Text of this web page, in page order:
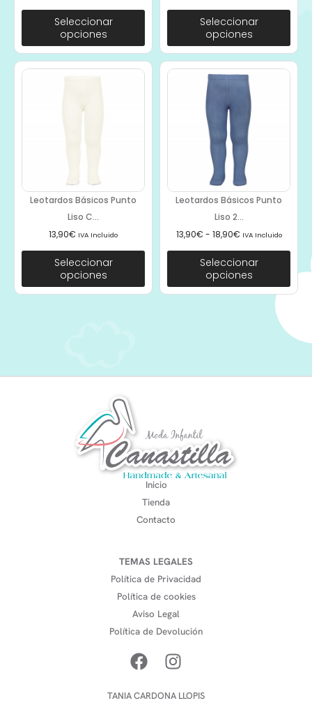
Seleccionar
opciones
Seleccionar
opciones
Leotardos Básicos Punto
Liso C...
13,90€ IVA Incluido
Seleccionar
opciones
Leotardos Básicos Punto
Liso 2...
13,90€ - 18,90€ IVA Incluido
Seleccionar
opciones
Inicio
Tienda
Contacto
TEMAS LEGALES
Política de Privacidad
Política de cookies
Aviso Legal
Política de Devolución
TANIA CARDONA LLOPIS